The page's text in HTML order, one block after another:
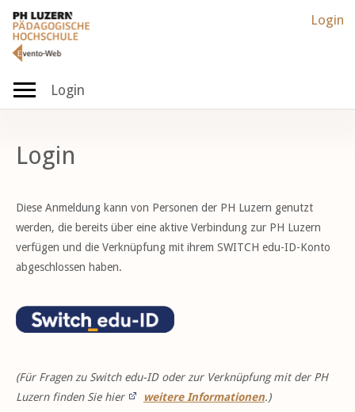
Login
Login
Login
Diese Anmeldung kann von Personen der PH Luzern genutzt
werden, die bereits über eine aktive Verbindung zur PH Luzern
verfügen und die Verknüpfung mit ihrem SWITCH edu-ID-Konto
abgeschlossen haben.
(Für Fragen zu Switch edu-ID oder zur Verknüpfung mit der PH
Luzern finden Sie hier
weitere Informationen.)